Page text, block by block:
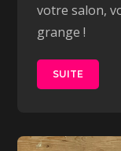
votre salon,
grange !
SUITE